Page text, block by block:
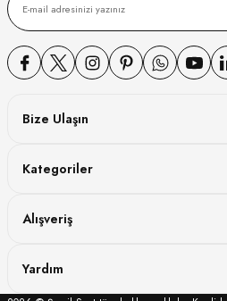
Bize Ulaşın
Kategoriler
Alışveriş
Yardım
WATCH
WATCH